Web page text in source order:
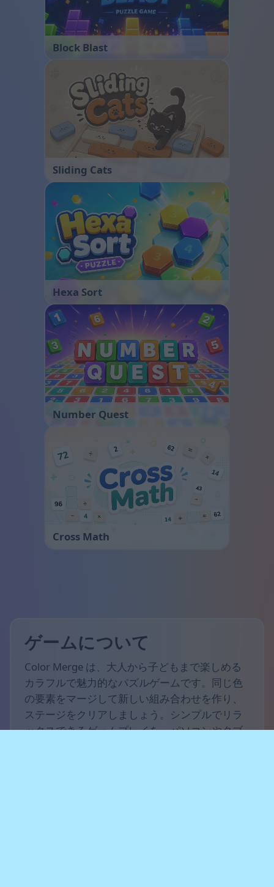
Block Blast
Sliding Cats
Hexa Sort
Number Quest
Cross Math
ゲームについて
Color Merge は、大人から子どもまで楽しめる
カラフルで魅力的なパズルゲームです。同じ色
の要素をマージして新しい組み合わせを作り、
ステージをクリアしましょう。シンプルでリラ
ックスできるゲームプレイを、パソコンやタブ